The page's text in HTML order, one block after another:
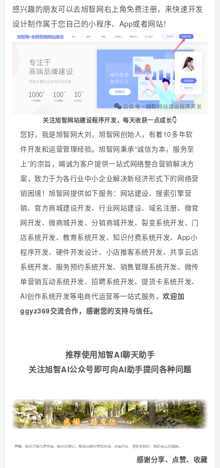
感兴趣的朋友可以去旭智网右上角免费注册， 来快速开发
设计制作属于您自己的小程序、App或者网站！
关注旭智网站建设程序开发，每天收获一点成长👇
您好，我是旭智网大刘，旭智网创始人，有着10多年软
件开发和运营管理经验。旭智网秉承“诚信为本，服务至
上”的宗旨，竭诚为客户提供一站式网络整合营销解决方
案，致力于为各行业中小企业解决新经济形式下的网络营
销困境！旭智网提供如下服务：网站建设、搜索引擎营
销、官方商城建设开发、行业网站建设、域名注册、微官
网开发、微商城开发、分销商城开发、裂变系统开发、门
店系统开发、教育系统开发、知识付费系统开发、 App小
程序开发、硬件开发设计、小店推客系统开发、共享云店
系统开发、服务预约系统开发、销售管理系统开发、微传
单营销互动系统开发、招聘系统开发、提货卡系统开发、
AI创作系统开发等电商代运营等一站式服务，欢迎加
ggyz369交流合作，感谢您的支持与信任。
推荐使用旭智AI聊天助手
关注旭智AI公众号即可向AI助手提问各种问题
感谢分享、点赞、收藏